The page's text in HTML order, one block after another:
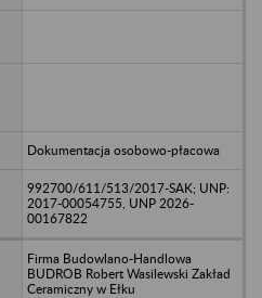
Dokumentacja osobowo-płacowa
992700/611/513/2017-SAK; UNP:
2017-00054755, UNP 2026-
00167822
Firma Budowlano-Handlowa
BUDROB Robert Wasilewski Zakład
Ceramiczny w Ełku